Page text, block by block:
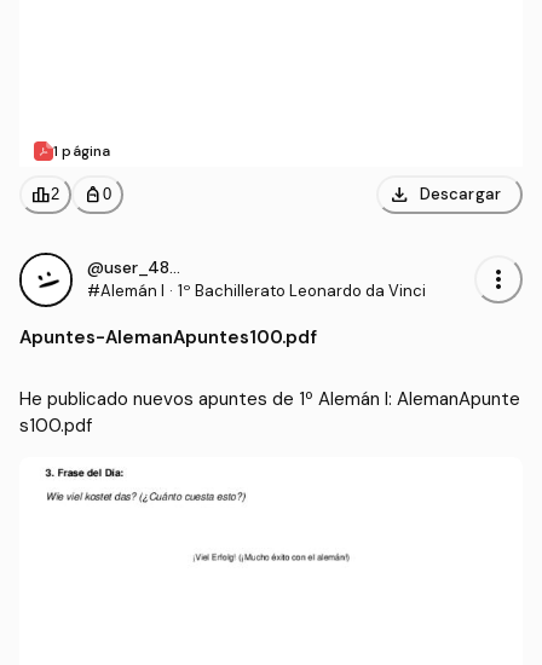
1 página
leaderboard2 personal_bag 0 download Descargar
@user_4855881
#Alemán I · 1º Bachillerato Leonardo da Vinci more_vert
Apuntes-AlemanApuntes100.pdf
He publicado nuevos apuntes de 1º Alemán I: AlemanApunte
s100.pdf